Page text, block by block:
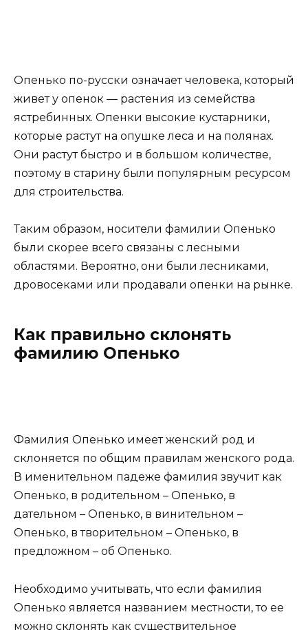
Опенько по-русски означает человека, который
живет у опенок — растения из семейства
ястребинных. Опенки высокие кустарники,
которые растут на опушке леса и на полянах.
Они растут быстро и в большом количестве,
поэтому в старину были популярным ресурсом
для строительства.
Таким образом, носители фамилии Опенько
были скорее всего связаны с лесными
областями. Вероятно, они были лесниками,
дровосеками или продавали опенки на рынке.
Как правильно склонять
фамилию Опенько
Фамилия Опенько имеет женский род и
склоняется по общим правилам женского рода.
В именительном падеже фамилия звучит как
Опенько, в родительном – Опенько, в
дательном – Опенько, в винительном –
Опенько, в творительном – Опенько, в
предложном – об Опенько.
Необходимо учитывать, что если фамилия
Опенько является названием местности, то ее
можно склонять как существительное